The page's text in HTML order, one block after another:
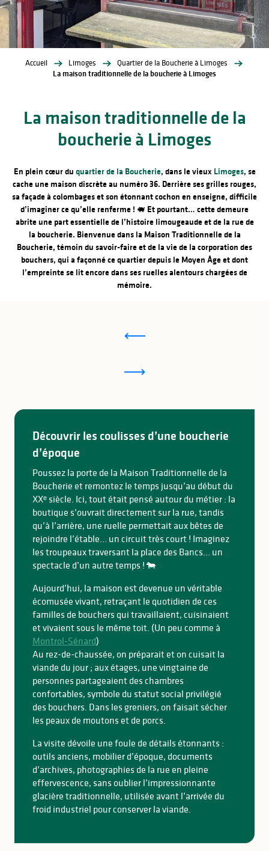
Accueil Limoges
Quartier de la Boucherie à Limoges
La maison traditionnelle de la boucherie à Limoges
La maison traditionnelle de la
boucherie à Limoges
En plein cœur du quartier de la Boucherie, dans le vieux Limoges, se
cache une maison discrète au numéro 36. Derrière ses grilles rouges,
sa façade à colombages et son étonnant cochon en enseigne, difficile
d’imaginer ce qu’elle renferme ! 🐖 Et pourtant… cette demeure
abrite une part essentielle de l’histoire limougeaude et de la rue de
la boucherie. Bienvenue dans la Maison Traditionnelle de la
Boucherie, témoin du savoir-faire et de la vie de la corporation des
bouchers, qui a façonné ce quartier depuis le Moyen Âge et dont
l’empreinte se lit encore dans ses ruelles alentours chargées de
mémoire.
Découvrir les coulisses d’une boucherie
d’époque
Poussez la porte de la Maison Traditionnelle de la
Boucherie et remontez le temps jusqu’au début du
XXᵉ siècle. Ici, tout était pensé autour du métier : la
boutique s’ouvrait directement sur la rue, tandis
qu’à l’arrière, une ruelle permettait aux bêtes de
rejoindre l’étable… un circuit très court ! Imaginez
les troupeaux traversant la place des Bancs… un
spectacle d’un autre temps ! 🐄
Aujourd’hui, la maison est devenue un véritable
écomusée vivant, retraçant le quotidien de ces
familles de bouchers qui travaillaient, cuisinaient
et vivaient sous le même toit. (Un peu comme à
Montrol-Sénard)
Au rez-de-chaussée, on préparait et on cuisait la
viande du jour ; aux étages, une vingtaine de
personnes partageaient des chambres
confortables, symbole du statut social privilégié
des bouchers. Dans les greniers, on faisait sécher
les peaux de moutons et de porcs.
La visite dévoile une foule de détails étonnants :
outils anciens, mobilier d’époque, documents
d’archives, photographies de la rue en pleine
effervescence, sans oublier l’impressionnante
glacière traditionnelle, utilisée avant l’arrivée du
froid industriel pour conserver la viande.